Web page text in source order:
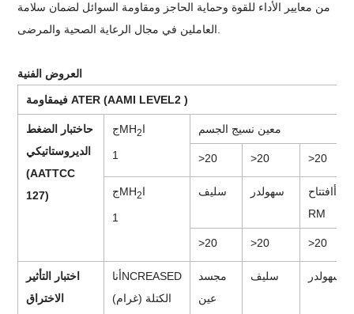
من معايير الأداء للقوة وحماية الحاجز ومقاومة السوائل لضمان سلامة
العروض الفنية
في مقاومة ATER (AAMI LEVEL2 )
حاختبار الضغط
الديروستاتيكي
(AATTCC
127)
جMH2ا
1
معين نسيج الجسم
>20 >20 >20
جMH2ا
1
سليف سهولدر أافتتاح
RM
>20 >20 >20
اختبار التأثير
الاختراق
أناNCREASED
الكتلة (غرام)
مجسد
عين
سليف سهولدر